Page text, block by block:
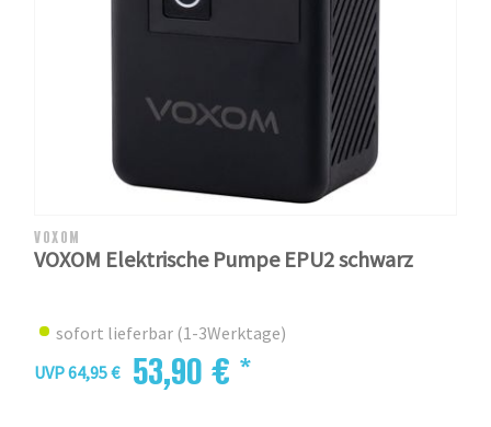
VOXOM
VOXOM Elektrische Pumpe EPU2 schwarz
sofort lieferbar (1-3Werktage)
UVP 64,95 €
53,90 € *